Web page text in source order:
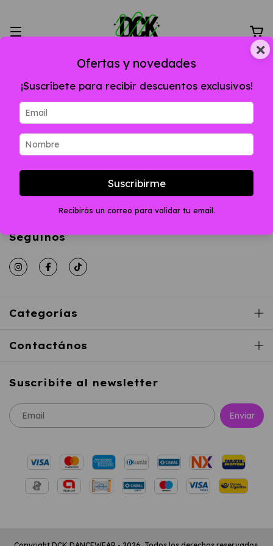
Inicio / POLAINAS DOBLES
POLAINAS DOBLES
No tenemos resultados para tu búsqueda. Por
Seguinos
Categorías
Contactános
Suscribite al newsletter
×
Ofertas y novedades
¡Suscríbete para recibir descuentos exclusivos!
Suscribirme
Recibirás un correo para validar tu email.